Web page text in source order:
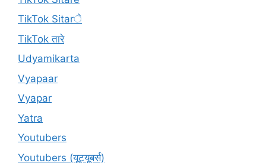
TikTok Sitarे
TikTok तारे
Udyamikarta
Vyapaar
Vyapar
Yatra
Youtubers
Youtubers (यूट्यूबर्स)